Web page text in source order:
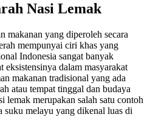
Nasi Lemak
makanan yang diperoleh secara
mempunyai ciri khas yang
Indonesia sangat banyak
eksistensinya dalam masyarakat
makanan tradisional yang ada
atau tempat tinggal dan budaya
lemak merupakan salah satu contoh
suku melayu yang dikenal luas di